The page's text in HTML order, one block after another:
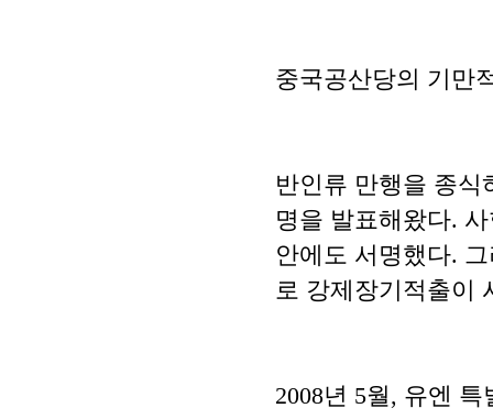
중국공산당의 기만
반인류 만행을 종
명을 발표해왔다.
안에도 서명했다.
로 강제장기적출이
2008년 5월, 유엔